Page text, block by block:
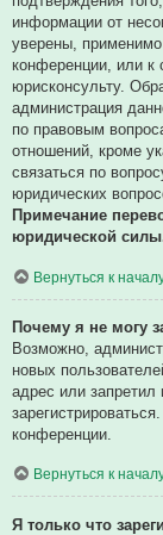
информации от
уверены,
конференции, или к
юрисконсульту.
администрация
по правовым
отношений, кроме
связаться по
юридических
Примечание
юридической
Вернуться к
Почему я не могу
Возможно,
новых
адрес или
конференции.
Вернуться к
Я только что